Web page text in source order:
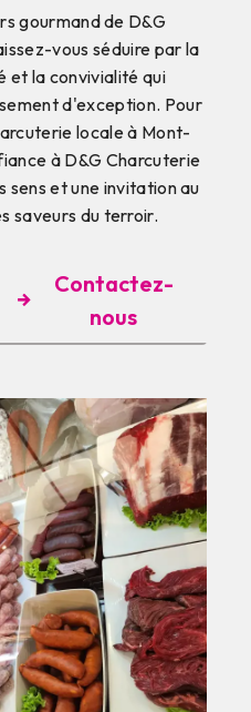
gourmand de D&G
vous séduire par la
et la convivialité qui
d'exception. Pour
locale à Mont-
à D&G Charcuterie
sens et une invitation au
saveurs du terroir.
Contactez-
nous